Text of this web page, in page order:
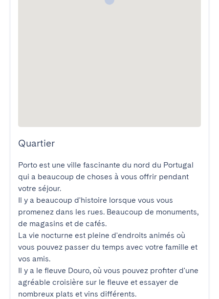
Quartier
Porto est une ville fascinante du nord du Portugal
qui a beaucoup de choses à vous offrir pendant
votre séjour.
Il y a beaucoup d'histoire lorsque vous vous
promenez dans les rues. Beaucoup de monuments,
de magasins et de cafés.
La vie nocturne est pleine d'endroits animés où
vous pouvez passer du temps avec votre famille et
vos amis.
Il y a le fleuve Douro, où vous pouvez profiter d'une
agréable croisière sur le fleuve et essayer de
nombreux plats et vins différents.